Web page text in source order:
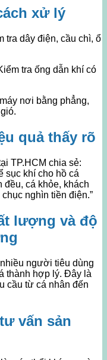
xử lý
tra dây điện, cầu chì, ổ
tra ống dẫn khí có
nơi bằng phẳng,
quả thấy rõ
TP.HCM chia sẻ:
sục khí cho hồ cá
đều, cá khỏe, khách
nghìn tiền điện.”
lượng và độ
người tiêu dùng
thành hợp lý. Đây là
cầu từ cá nhân đến
vấn sản